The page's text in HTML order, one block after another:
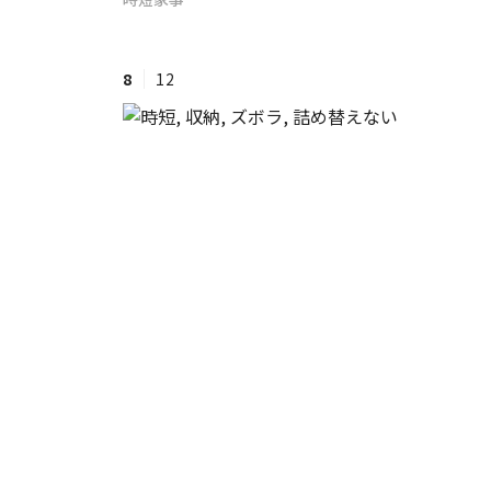
#ワンオペ育児
8 12